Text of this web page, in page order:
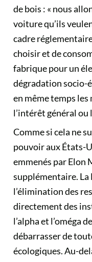
de bois : « nous
voiture qu’ils
cadre
choisir et de
fabrique pour un
dégradation socio-
en même temps
l’intérêt général ou
Comme si cela ne
pouvoir aux États-
emmenés par Elon
supplémentaire.
l’élimination des
directement des
l’alpha et l’oméga
débarrasser de
écologiques. Au-